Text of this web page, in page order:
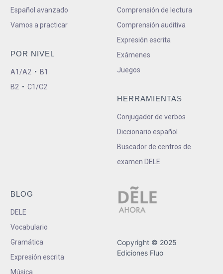
Español avanzado
Vamos a practicar
POR NIVEL
A1/A2 • B1
B2 • C1/C2
Comprensión de lectura
Comprensión auditiva
Expresión escrita
Exámenes
Juegos
HERRAMIENTAS
Conjugador de verbos
Diccionario español
Buscador de centros de
examen DELE
BLOG
DELE
Vocabulario
Gramática
Expresión escrita
Música
Copyright © 2025
Ediciones Fluo